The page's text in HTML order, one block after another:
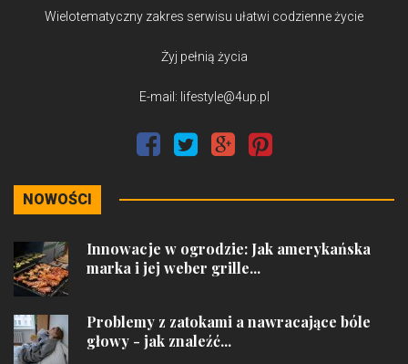
Wielotematyczny zakres serwisu ułatwi codzienne życie
Żyj pełnią życia
E-mail: lifestyle@4up.pl
NOWOŚCI
Innowacje w ogrodzie: Jak amerykańska
marka i jej weber grille...
Problemy z zatokami a nawracające bóle
głowy - jak znaleźć...